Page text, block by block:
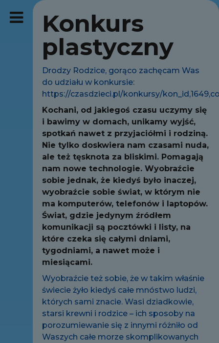
Konkurs
plastyczny
Drodzy Rodzice, gorąco zachęcam Was
do udziału w konkursie:
https://czasdzieci.pl/konkursy/
Kochani, od jakiegoś czasu uczymy się
i bawimy w domach, unikamy wyjść,
spotkań nawet z przyjaciółmi i rodziną.
Nie tylko doskwiera nam czasami nuda,
ale też tęsknota za bliskimi. Pomagają
nam nowe technologie. Wyobraźcie
sobie jednak, że kiedyś było inaczej,
wyobraźcie sobie świat, w którym nie
ma komputerów, telefonów i laptopów.
Świat, gdzie jedynym źródłem
komunikacji są pocztówki i listy, na
które czeka się całymi dniami,
tygodniami, a nawet może i
miesiącami.
Wyobraźcie też sobie, że w takim właśnie
świecie żyło kiedyś całe mnóstwo ludzi,
których sami znacie. Wasi dziadkowie,
starsi krewni i rodzice – ich sposoby na
porozumiewanie się z innymi różniło od
Waszych całe morze skomplikowanych